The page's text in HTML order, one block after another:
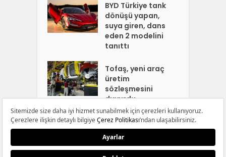
BYD Türkiye tank
dönüşü yapan,
suya giren, dans
eden 2 modelini
tanıttı
Tofaş, yeni araç
üretim
sözleşmesini
duyurdu